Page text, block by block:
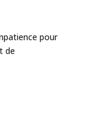
pour
de